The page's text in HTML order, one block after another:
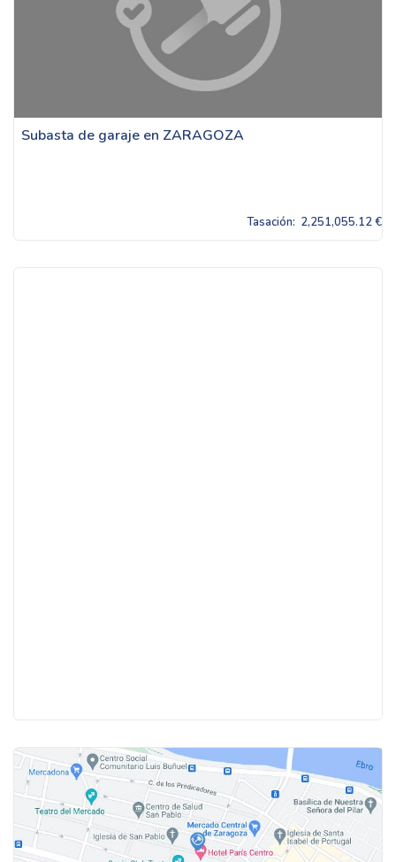
Subasta de garaje en ZARAGOZA
Tasación: 2,251,055.12 €